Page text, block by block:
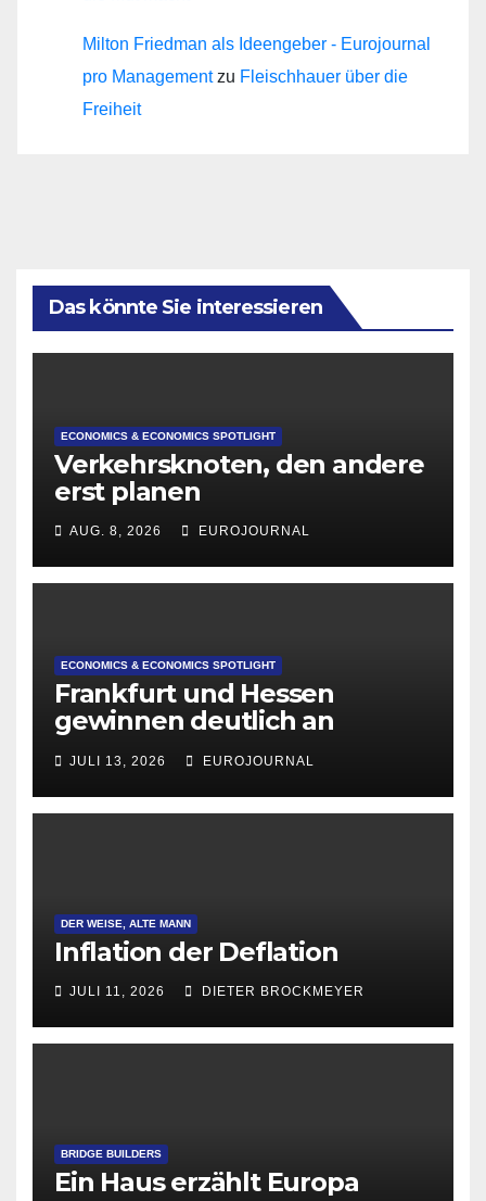
Milton Friedman als Ideengeber - Eurojournal
pro Managementzu Fleischhauer über die
Freiheit
Das könnte Sie interessieren
ECONOMICS & ECONOMICS SPOTLIGHT
Verkehrsknoten, den andere
erst planen
AUG. 8, 2026 EUROJOURNAL
ECONOMICS & ECONOMICS SPOTLIGHT
Frankfurt und Hessen
gewinnen deutlich an
Attraktivität für Startup-
Gründungen
JULI 13, 2026 EUROJOURNAL
DER WEISE, ALTE MANN
Inflation der Deflation
JULI 11, 2026 DIETER BROCKMEYER
BRIDGE BUILDERS
Ein Haus erzählt Europa